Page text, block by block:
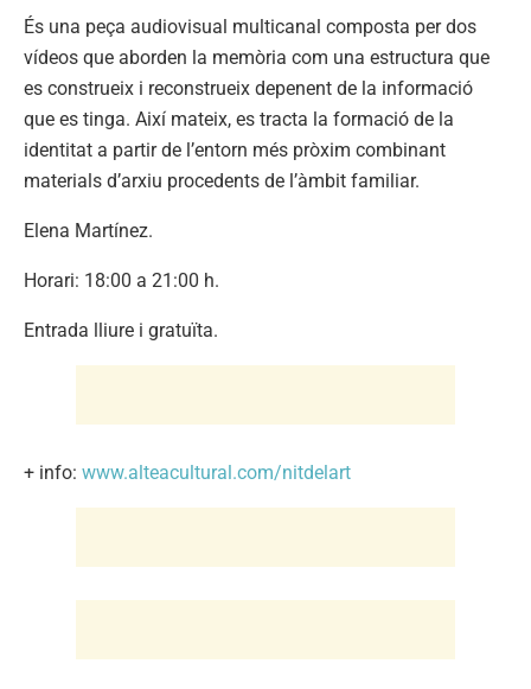
És una peça audiovisual multicanal composta per dos
vídeos que aborden la memòria com una estructura que
es construeix i reconstrueix depenent de la informació
que es tinga. Així mateix, es tracta la formació de la
identitat a partir de l’entorn més pròxim combinant
materials d’arxiu procedents de l’àmbit familiar.
Elena Martínez.
Horari: 18:00 a 21:00 h.
Entrada lliure i gratuïta.
+ info: www.alteacultural.com/nitdelart